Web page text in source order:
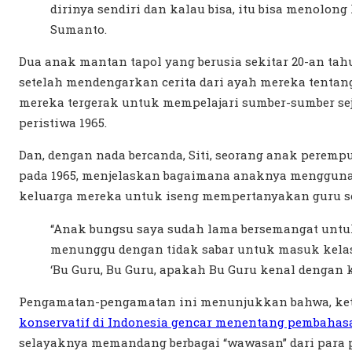
dirinya sendiri dan kalau bisa, itu bisa menolong
Sumanto.
Dua anak mantan tapol yang berusia sekitar 20-an
setelah mendengarkan cerita dari ayah mereka
mereka tergerak untuk mempelajari sumber-sumber
peristiwa 1965.
Dan, dengan nada bercanda, Siti, seorang anak
pada 1965, menjelaskan bagaimana anaknya
keluarga mereka untuk iseng mempertanyakan guru
“Anak bungsu saya sudah lama bersemangat
menunggu dengan tidak sabar untuk masuk
‘Bu Guru, Bu Guru, apakah Bu Guru kenal dengan
Pengamatan-pengamatan ini menunjukkan bahwa,
konservatif di Indonesia gencar menentang
selayaknya memandang berbagai “wawasan” dari